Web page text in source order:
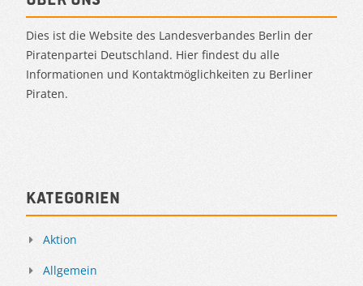
Dies ist die Website des Landesverbandes Berlin der
Piratenpartei Deutschland. Hier findest du alle
Informationen und Kontaktmöglichkeiten zu Berliner
Piraten.
Kategorien
Aktion
Allgemein